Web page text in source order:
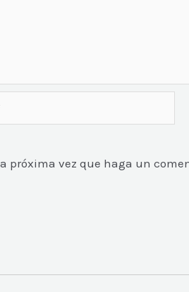
próxima vez que haga un